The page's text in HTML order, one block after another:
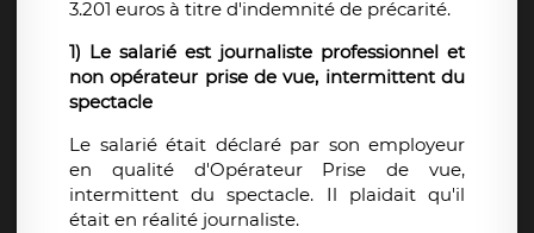
3.201 euros à titre d'indemnité de précarité.
1) Le salarié est journaliste professionnel et
non opérateur prise de vue, intermittent du
spectacle
Le salarié était déclaré par son employeur
en qualité d'Opérateur Prise de vue,
intermittent du spectacle. Il plaidait qu'il
était en réalité journaliste.